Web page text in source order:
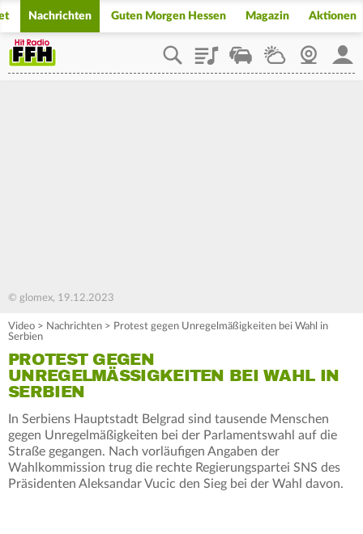
Nachrichten Guten Morgen Hessen Magazin Aktionen
PlaylistStaupilotWetterWebcam
© glomex, 19.12.2023
Video > Nachrichten > Protest gegen Unregelmäßigkeiten bei Wahl in
Serbien
PROTEST GEGEN
UNREGELMÄSSIGKEITEN BEI WAHL IN S
ERBIEN
In Serbiens Hauptstadt Belgrad sind tausende Menschen
gegen Unregelmäßigkeiten bei der Parlamentswahl auf die
Straße gegangen. Nach vorläufigen Angaben der
Wahlkommission trug die rechte Regierungspartei SNS des
Präsidenten Aleksandar Vucic den Sieg bei der Wahl davon.